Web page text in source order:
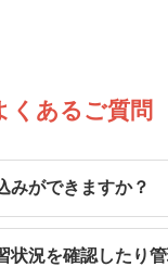
くあるご質問
みができますか？
状況を確認したり